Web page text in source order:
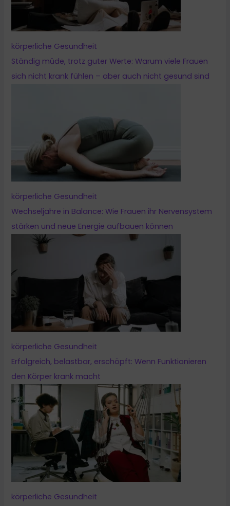
körperliche Gesundheit
Ständig müde, trotz guter Werte: Warum viele Frauen
sich nicht krank fühlen – aber auch nicht gesund sind
körperliche Gesundheit
Wechseljahre in Balance: Wie Frauen ihr Nervensystem
stärken und neue Energie aufbauen können
körperliche Gesundheit
Erfolgreich, belastbar, erschöpft: Wenn Funktionieren
den Körper krank macht
körperliche Gesundheit